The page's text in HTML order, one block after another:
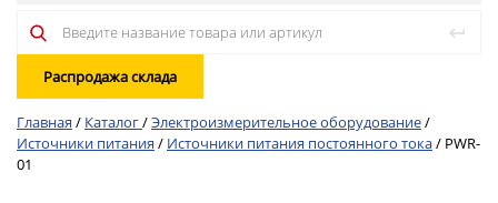
Распродажа склада
Главная / Каталог/Электроизмерительное оборудование/
Источники питания / Источники питания постоянного тока/ PWR-
01